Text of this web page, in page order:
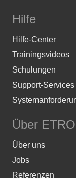
Hilfe
Hilfe-Center
Trainingsvideos
Schulungen
Support-Services
Über
Über uns
Jobs
Referenzen